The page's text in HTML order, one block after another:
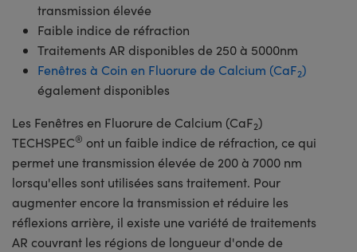
transmission élevée
Faible indice de réfraction
Traitements AR disponibles de 250 à 5000nm
Fenêtres à Coin en Fluorure de Calcium (CaF2)
également disponibles
Les Fenêtres en Fluorure de Calcium (CaF2)
TECHSPEC® ont un faible indice de réfraction, ce qui
permet une transmission élevée de 200 à 7000 nm
lorsqu'elles sont utilisées sans traitement. Pour
augmenter encore la transmission et réduire les
réflexions arrière, il existe une variété de traitements
AR couvrant les régions de longueur d'onde de